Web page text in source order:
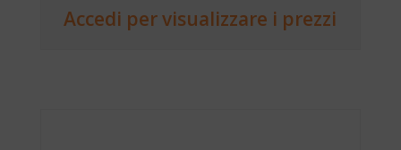
Accedi per visualizzare i prezzi